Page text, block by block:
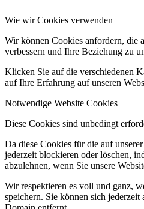
Wie wir Cookies verwenden
Wir können Cookies anfordern, die
verbessern und Ihre Beziehung zu
Klicken Sie auf die verschiedenen
auf Ihre Erfahrung auf unseren
Notwendige Website Cookies
Diese Cookies sind unbedingt
Da diese Cookies für die auf
jederzeit blockieren oder löschen,
abzulehnen, wenn Sie unsere
Wir respektieren es voll und ganz,
speichern. Sie können sich